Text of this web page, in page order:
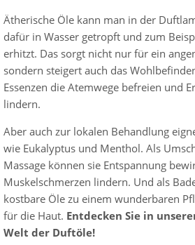
Ätherische Öle kann man in der
dafür in Wasser getropft und zum
erhitzt. Das sorgt nicht nur für ein
sondern steigert auch das
Essenzen die Atemwege befreien und
lindern.
Aber auch zur lokalen Behandlung
wie Eukalyptus und Menthol. Als
Massage können sie Entspannung
Muskelschmerzen lindern. Und als
kostbare Öle zu einem wunderbaren
für die Haut. Entdecken Sie in
Welt der Duftöle!